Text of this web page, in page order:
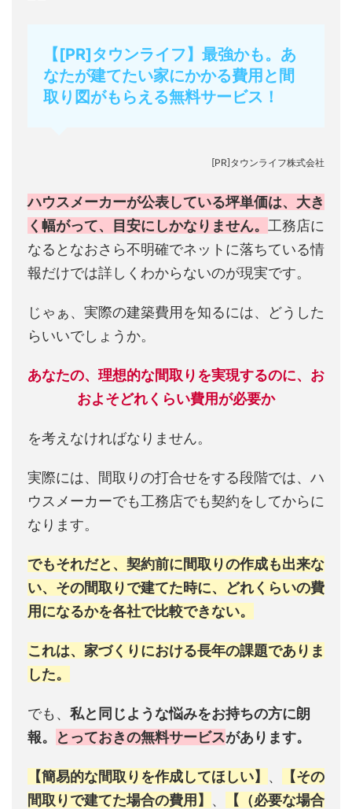
【[PR]タウンライフ】最強かも。あ
なたが建てたい家にかかる費用と間
取り図がもらえる無料サービス！
[PR]タウンライフ株式会社
ハウスメーカーが公表している坪単価は、大き
く幅がって、目安にしかなりません。 工務店に
なるとなおさら不明確でネットに落ちている情
報だけでは詳しくわからないのが現実です。
じゃぁ、実際の建築費用を知るには、どうした
らいいでしょうか。
あなたの、理想的な間取りを実現するのに、お
およそどれくらい費用が必要か
を考えなければなりません。
実際には、間取りの打合せをする段階では、ハ
ウスメーカーでも工務店でも契約をしてからに
なります。
でもそれだと、契約前に間取りの作成も出来な
い、その間取りで建てた時に、どれくらいの費
用になるかを各社で比較できない。
これは、家づくりにおける長年の課題でありま
した。
でも、 私と同じような悩みをお持ちの方に朗
報。
とっておきの無料サービスがあります。
【簡易的な間取りを作成してほしい】 、
【その
間取りで建てた場合の費用】 、
【（必要な場合